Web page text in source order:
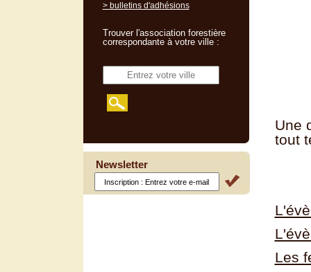
Une
tout
Les
> bulletins d'adhésions
Trouver l'association forestière
correspondante à votre ville :
Newsletter